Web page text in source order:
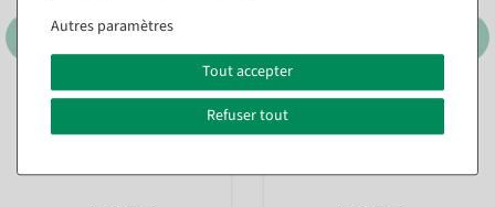
White
Mannequin de vitrine
homme debout blanc mat
Autres paramètres
Tout accepter
Refuser tout